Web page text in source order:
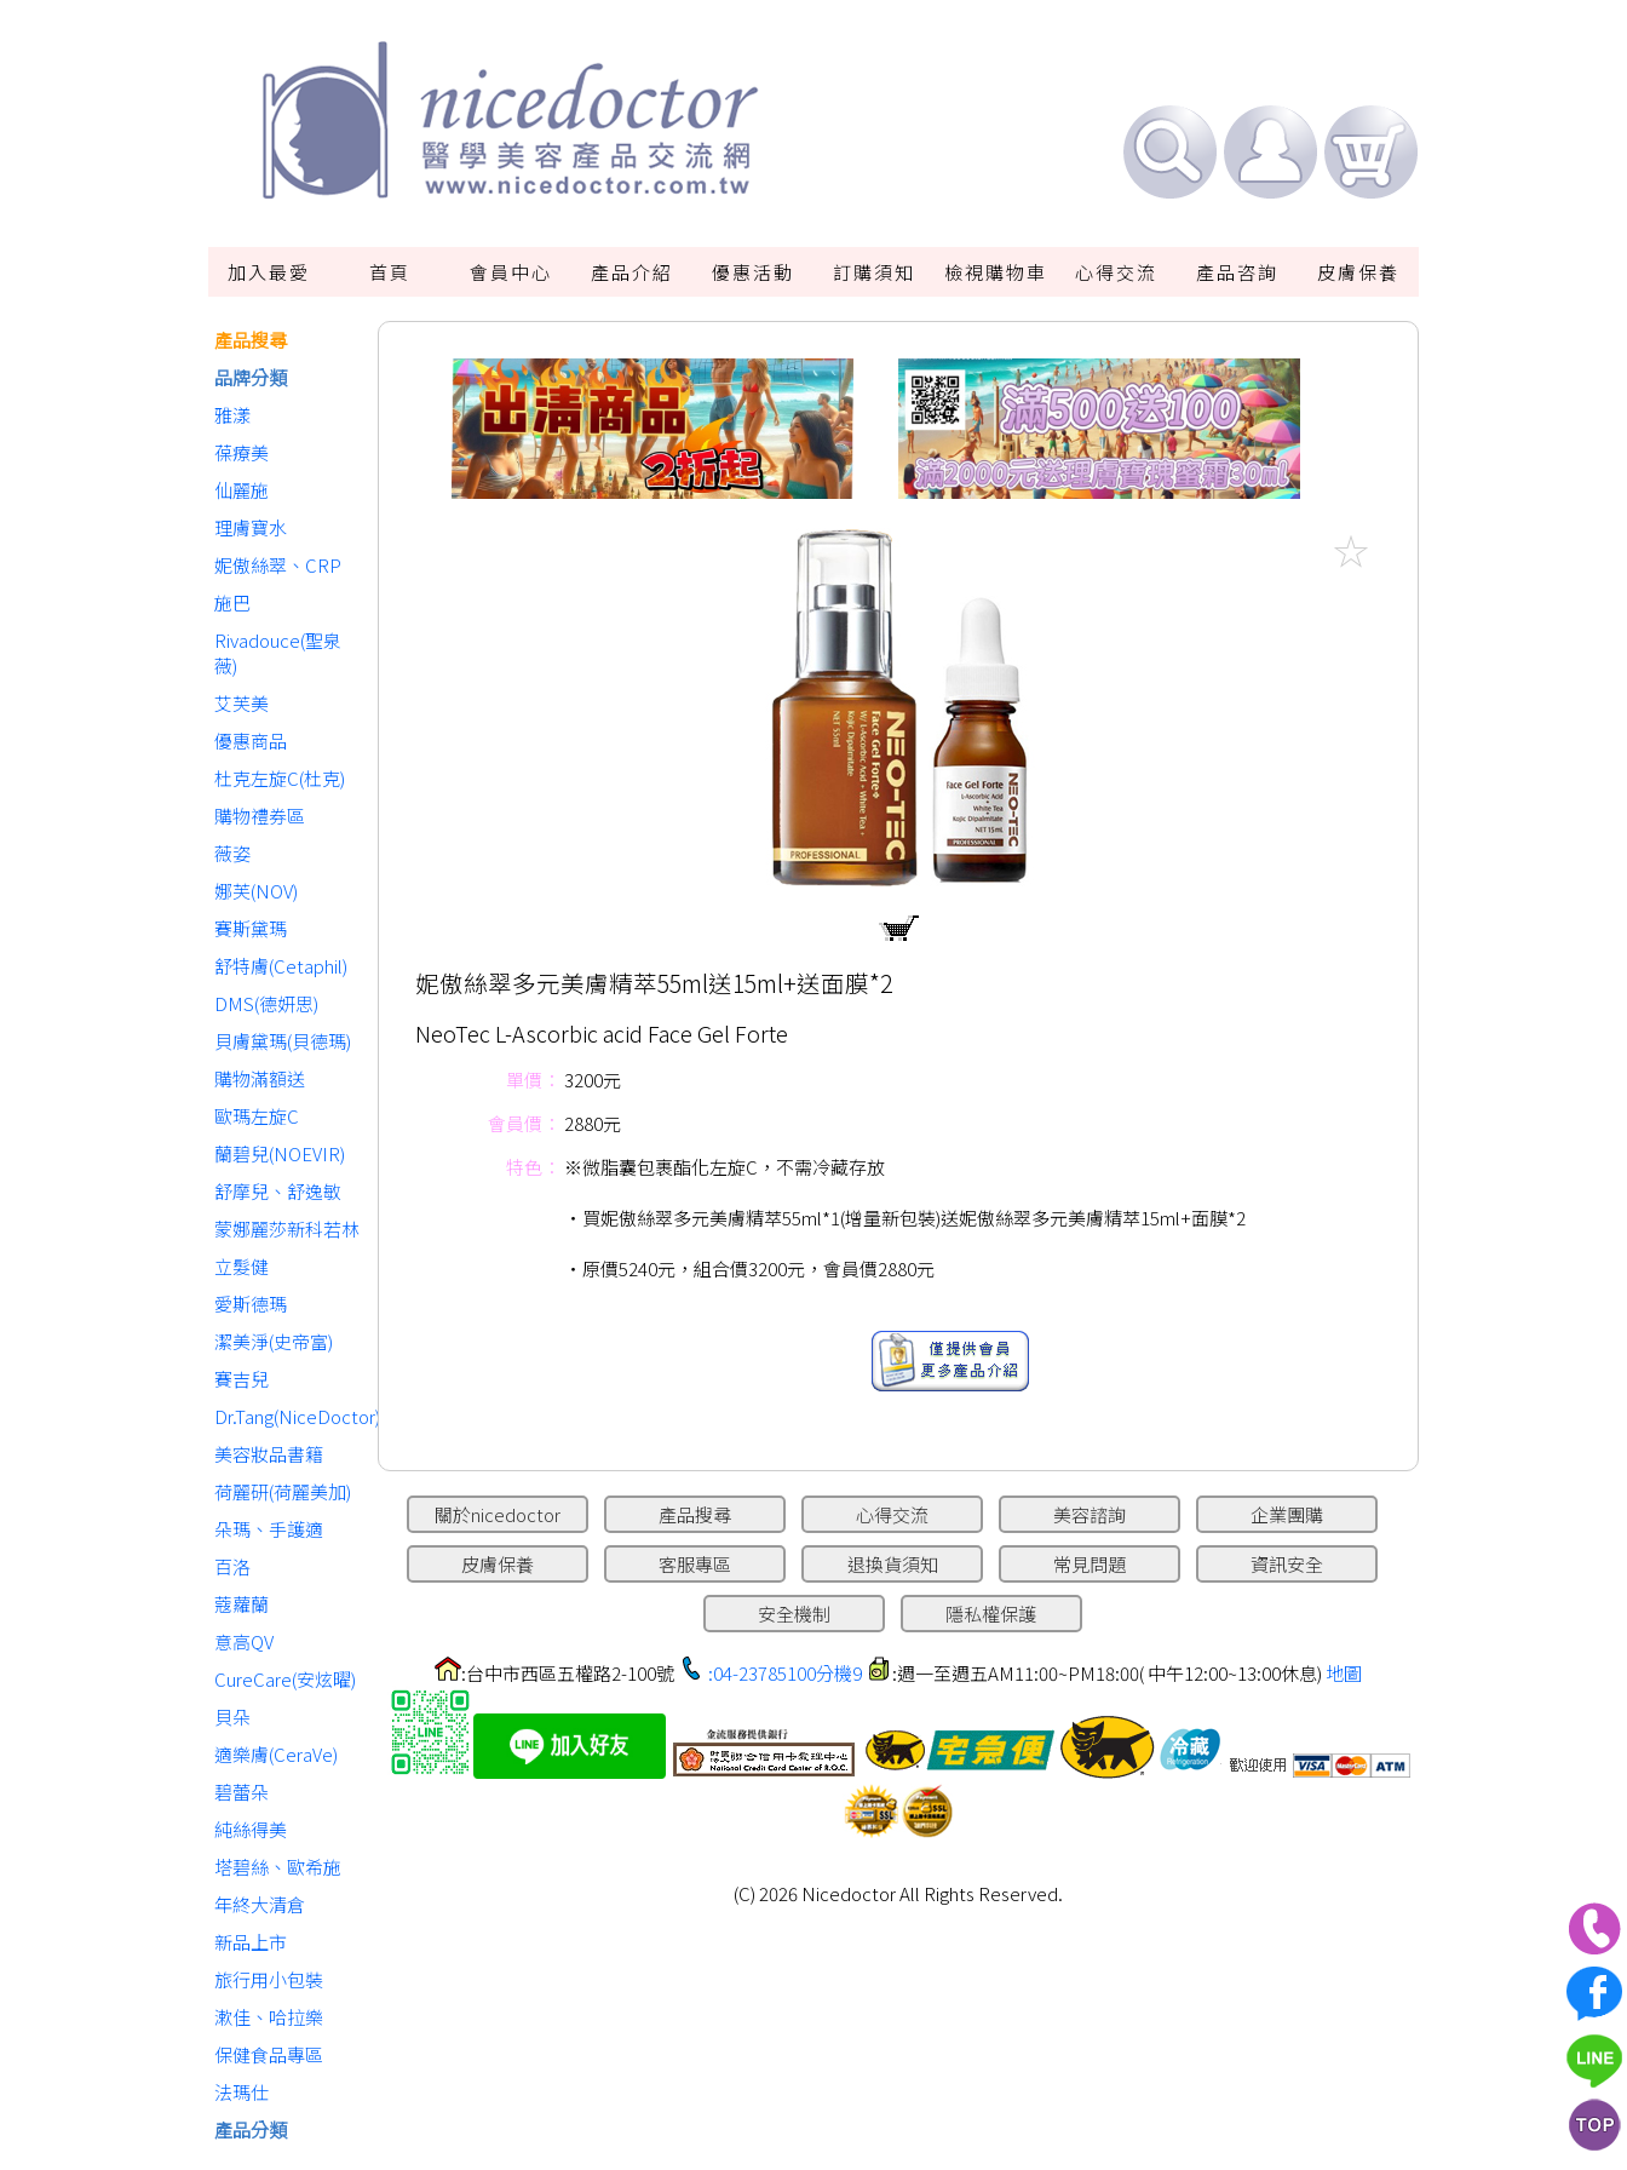
加入最愛 首頁 會員中心 產品介紹 優惠活動 訂購須知 檢視購物車 心得交流 產品咨詢 皮膚保養
產品搜尋
品牌分類
雅漾
葆療美
仙麗施
理膚寶水
妮傲絲翠、CRP
施巴
Rivadouce(聖泉
薇)
艾芙美
優惠商品
杜克左旋C(杜克)
購物禮券區
薇姿
娜芙(NOV)
賽斯黛瑪
舒特膚(Cetaphil)
DMS(德妍思)
貝膚黛瑪(貝德瑪)
購物滿額送
歐瑪左旋C
蘭碧兒(NOEVIR)
舒摩兒、舒逸敏
蒙娜麗莎新科若林
立髮健
愛斯德瑪
潔美淨(史帝富)
賽吉兒
Dr.Tang(NiceDoctor)
美容妝品書籍
荷麗研(荷麗美加)
朵瑪、手護適
百洛
蔻蘿蘭
意高QV
CureCare(安炫曜)
貝朵
適樂膚(CeraVe)
碧蕾朵
純絲得美
塔碧絲、歐希施
年終大清倉
新品上市
旅行用小包裝
漱佳、哈拉樂
保健食品專區
法瑪仕
產品分類
妮傲絲翠多元美膚精萃55ml送15ml+送面膜*2
NeoTec L-Ascorbic acid Face Gel Forte
單價： 3200元
會員價： 2880元
特色： ※微脂囊包裹酯化左旋C，不需冷藏存放
‧買妮傲絲翠多元美膚精萃55ml*1(增量新包裝)送妮傲絲翠多元美膚精萃15ml+面膜*2
‧原價5240元，組合價3200元，會員價2880元
關於nicedoctor 產品搜尋 心得交流 美容諮詢
企業團購
皮膚保養
客服專區 退換貨須知 常見問題
資訊安全
安全機制
隱私權保護
:台中市西區五權路2-100號 :04-23785100分機9 :週一至週五AM11:00~PM18:00( 中午12:00~13:00休息) 地圖
(C) 2026 Nicedoctor All Rights Reserved.